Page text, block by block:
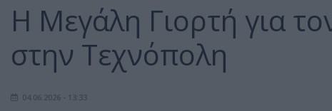
Η Μεγάλη Γιορτή για
στην Τεχνόπολη
04.06.2026 - 13:33